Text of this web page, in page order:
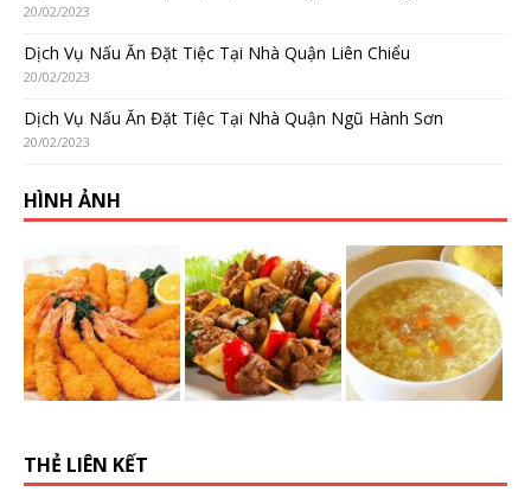
20/02/2023
Dịch Vụ Nấu Ăn Đặt Tiệc Tại Nhà Quận Liên Chiểu
20/02/2023
Dịch Vụ Nấu Ăn Đặt Tiệc Tại Nhà Quận Ngũ Hành Sơn
20/02/2023
HÌNH ẢNH
THẺ LIÊN KẾT